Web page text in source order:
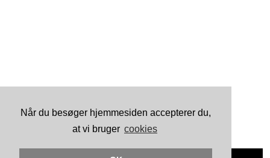
Når du besøger hjemmesiden accepterer du,
at vi bruger cookies